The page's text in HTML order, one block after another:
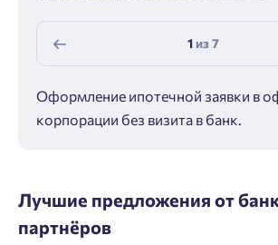
1из7
Оформление ипотечной заявки в
корпорации без визита в банк.
Лучшие предложения от
партнёров